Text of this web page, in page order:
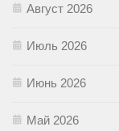
Август 2026
Июль 2026
Июнь 2026
Май 2026